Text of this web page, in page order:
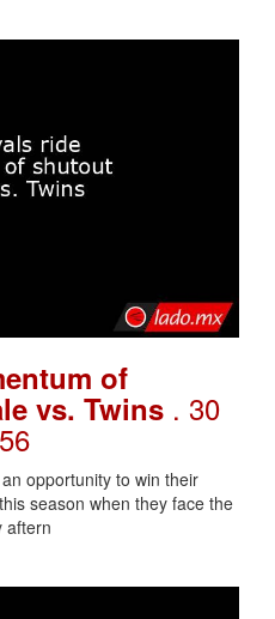
of
vs. Twins . 30
opportunity to win their
season when they face the
aftern